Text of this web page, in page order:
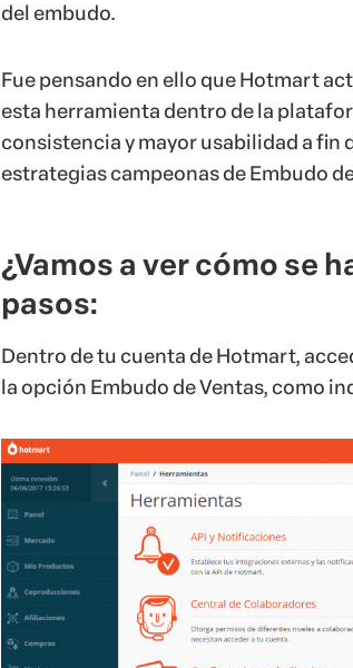
del embudo.
Fue pensando en ello que Hotmart
esta herramienta dentro de la
consistencia y mayor usabilidad a fin
estrategias campeonas de Embudo
¿Vamos a ver cómo se
pasos:
Dentro de tu cuenta de Hotmart,
la opción Embudo de Ventas, como